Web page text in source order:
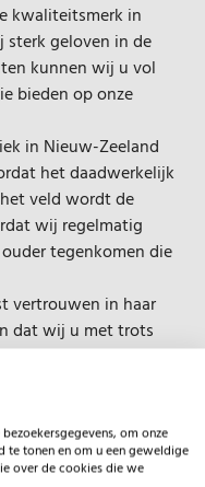
kwaliteitsmerk in
sterk geloven in de
kunnen wij u vol
bieden op onze
in Nieuw-Zeeland
het daadwerkelijk
veld wordt de
wij regelmatig
tegenkomen die
vertrouwen in haar
dat wij u met trots
met de garantie dat u
is dat u uw
maanden na aankoop
om onze
te tonen en om u een geweldige
over de cookies die we